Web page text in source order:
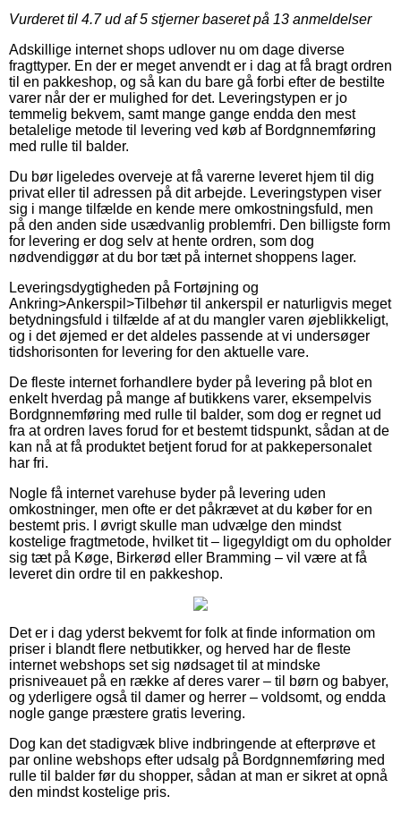
Vurderet til 4.7ud af 5 stjerner baseret på 13 anmeldelser
Adskillige internet shops udlover nu om dage diverse
fragttyper. En der er meget anvendt er i dag at få bragt ordren
til en pakkeshop, og så kan du bare gå forbi efter de bestilte
varer når der er mulighed for det. Leveringstypen er jo
temmelig bekvem, samt mange gange endda den mest
betalelige metode til levering ved køb af Bordgnnemføring
med rulle til balder.
Du bør ligeledes overveje at få varerne leveret hjem til dig
privat eller til adressen på dit arbejde. Leveringstypen viser
sig i mange tilfælde en kende mere omkostningsfuld, men
på den anden side usædvanlig problemfri. Den billigste form
for levering er dog selv at hente ordren, som dog
nødvendiggør at du bor tæt på internet shoppens lager.
Leveringsdygtigheden på Fortøjning og
Ankring>Ankerspil>Tilbehør til ankerspil er naturligvis meget
betydningsfuld i tilfælde af at du mangler varen øjeblikkeligt,
og i det øjemed er det aldeles passende at vi undersøger
tidshorisonten for levering for den aktuelle vare.
De fleste internet forhandlere byder på levering på blot en
enkelt hverdag på mange af butikkens varer, eksempelvis
Bordgnnemføring med rulle til balder, som dog er regnet ud
fra at ordren laves forud for et bestemt tidspunkt, sådan at de
kan nå at få produktet betjent forud for at pakkepersonalet
har fri.
Nogle få internet varehuse byder på levering uden
omkostninger, men ofte er det påkrævet at du køber for en
bestemt pris. I øvrigt skulle man udvælge den mindst
kostelige fragtmetode, hvilket tit – ligegyldigt om du opholder
sig tæt på Køge, Birkerød eller Bramming – vil være at få
leveret din ordre til en pakkeshop.
Det er i dag yderst bekvemt for folk at finde information om
priser i blandt flere netbutikker, og herved har de fleste
internet webshops set sig nødsaget til at mindske
prisniveauet på en række af deres varer – til børn og babyer,
og yderligere også til damer og herrer – voldsomt, og endda
nogle gange præstere gratis levering.
Dog kan det stadigvæk blive indbringende at efterprøve et
par online webshops efter udsalg på Bordgnnemføring med
rulle til balder før du shopper, sådan at man er sikret at opnå
den mindst kostelige pris.